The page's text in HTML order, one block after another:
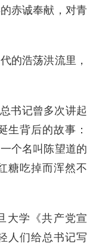
赤诚奉献，对青
的浩荡洪流里，
书记曾多次讲起
生背后的故事：
个名叫陈望道的
糖吃掉而浑然不
大学《共产党宣
人们给总书记写